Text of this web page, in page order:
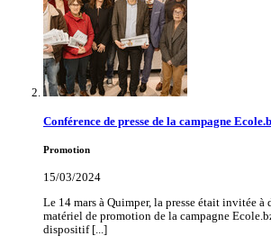
Conférence de presse de la campagne
Promotion
15/03/2024
Le 14 mars à Quimper, la presse était invitée
matériel de promotion de la campagne
dispositif [...]